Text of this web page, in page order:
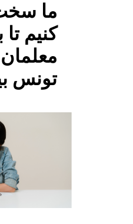
ما
کنیم تا
معلمان
تونس